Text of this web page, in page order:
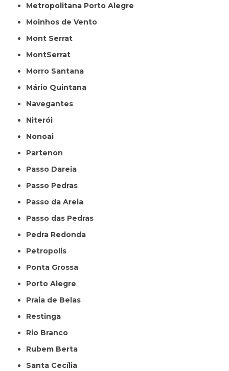
Metropolitana Porto Alegre
Moinhos de Vento
Mont Serrat
MontSerrat
Morro Santana
Mário Quintana
Navegantes
Niterói
Nonoai
Partenon
Passo Dareia
Passo Pedras
Passo da Areia
Passo das Pedras
Pedra Redonda
Petropolis
Ponta Grossa
Porto Alegre
Praia de Belas
Restinga
Rio Branco
Rubem Berta
Santa Cecília